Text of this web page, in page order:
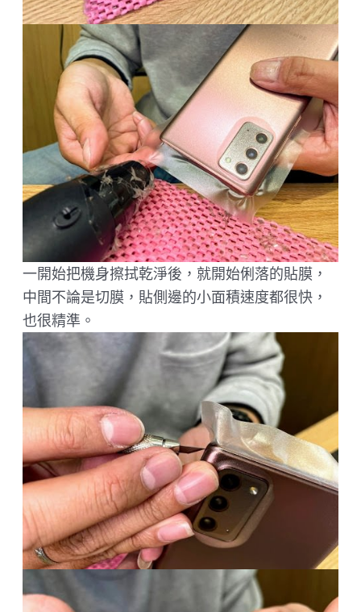
一開始把機身擦拭乾淨後，就開始俐落的貼膜，
中間不論是切膜，貼側邊的小面積速度都很快，
也很精準。